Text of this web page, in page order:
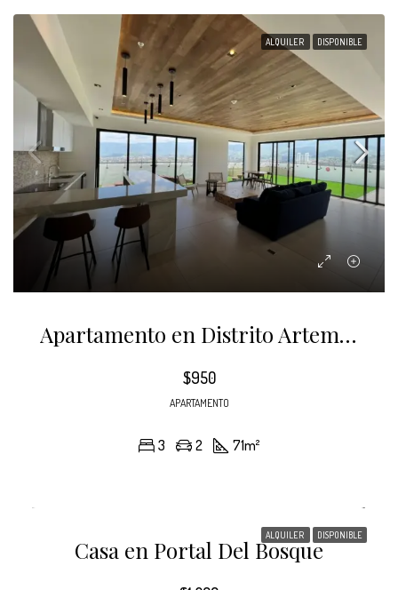
ALQUILER DISPONIBLE
Apartamento en Distrito Artemisa Torre Norte
$950
APARTAMENTO
3 2 71m²
ALQUILER DISPONIBLE
Casa en Portal Del Bosque